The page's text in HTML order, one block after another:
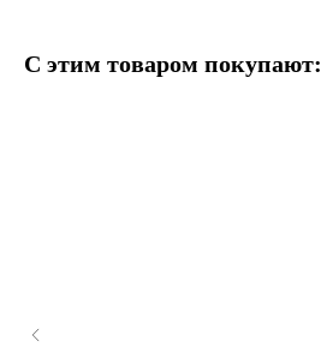
С этим товаром покупают: